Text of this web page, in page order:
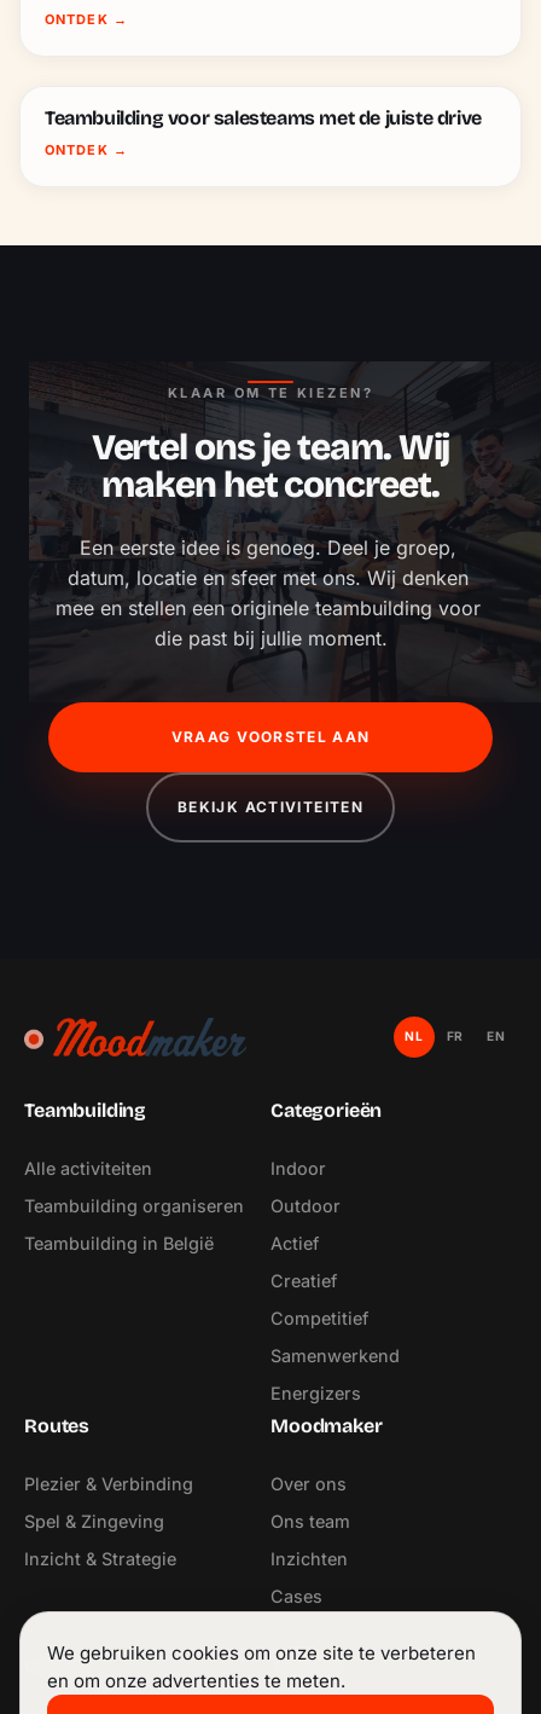
ONTDEK →
Teambuilding voor salesteams met de juiste drive
ONTDEK →
KLAAR OM TE KIEZEN?
Vertel ons je team. Wij
maken het concreet.
Een eerste idee is genoeg. Deel je groep,
datum, locatie en sfeer met ons. Wij denken
mee en stellen een originele teambuilding voor
die past bij jullie moment.
VRAAG VOORSTEL AAN
BEKIJK ACTIVITEITEN
NL FR EN
Teambuilding
Alle activiteiten
Teambuilding organiseren
Teambuilding in België
Categorieën
Indoor
Outdoor
Actief
Creatief
Competitief
Samenwerkend
Energizers
Routes
Plezier & Verbinding
Spel & Zingeving
Inzicht & Strategie
Moodmaker
Over ons
Ons team
Inzichten
Cases
Contact Volg ons
We gebruiken cookies om onze site te verbeteren
en om onze advertenties te meten.